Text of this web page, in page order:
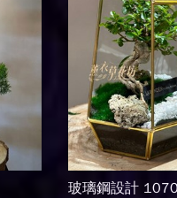
玻璃鋼設計